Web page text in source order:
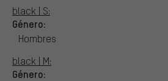
black | S:
Género:
Hombres
black | M:
Género: